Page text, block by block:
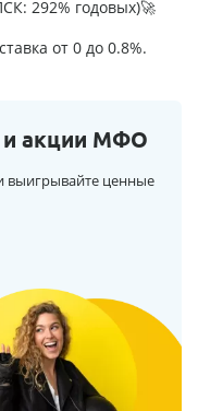
292% годовых)🚀
от 0 до 0.8%.
акции МФО
выигрывайте ценные